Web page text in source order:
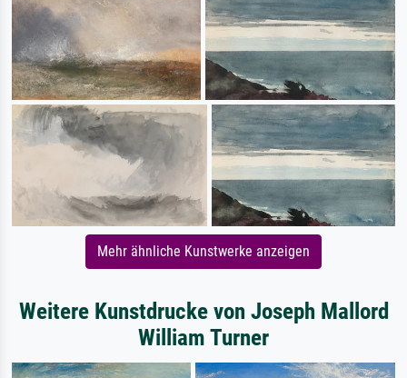
Mehr ähnliche Kunstwerke anzeigen
Weitere Kunstdrucke von Joseph Mallord
William Turner